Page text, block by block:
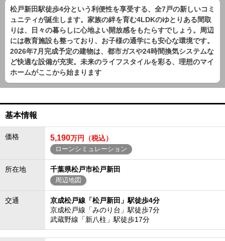
松戸新田駅徒歩4分という利便性を享受する、全7戸の新しいコミ
ュニティが誕生します。家族の絆を育む4LDKのゆとりある間取
りは、日々の暮らしに心地よい開放感をもたらすでしょう。周辺
には教育施設も整っており、お子様の通学にも安心な環境です。
2026年7月完成予定の建物は、都市ガスや24時間換気システムな
ど快適な設備が充実。未来のライフスタイルを彩る、理想のマイ
ホームがここから始まります
基本情報
価格 5,190万円（税込）
ローンシミュレーション
所在地 千葉県松戸市松戸新田
周辺地図
交通
京成松戸線「松戸新田」駅徒歩4分
京成松戸線「みのり台」駅徒歩7分
武蔵野線「新八柱」駅徒歩17分